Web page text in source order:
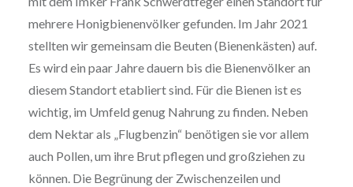
mehrere Honigbienenvölker gefunden. Im Jahr 2021
stellten wir gemeinsam die Beuten (Bienenkästen) auf.
Es wird ein paar Jahre dauern bis die Bienenvölker an
diesem Standort etabliert sind. Für die Bienen ist es
wichtig, im Umfeld genug Nahrung zu finden. Neben
dem Nektar als „Flugbenzin“ benötigen sie vor allem
auch Pollen, um ihre Brut pflegen und großziehen zu
können. Die Begrünung der Zwischenzeilen und